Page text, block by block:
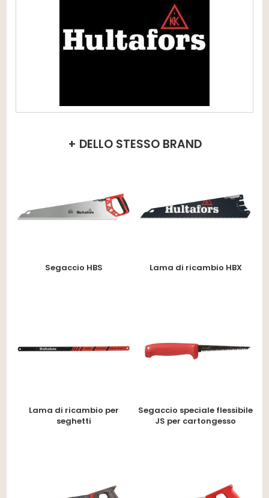
+ DELLO STESSO BRAND
Segaccio HBS Lama di ricambio HBX
Lama di ricambio per
seghetti
Segaccio speciale flessibile
JS per cartongesso